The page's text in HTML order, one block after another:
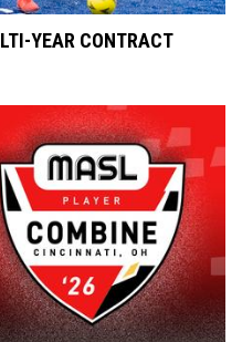
YEAR CONTRACT